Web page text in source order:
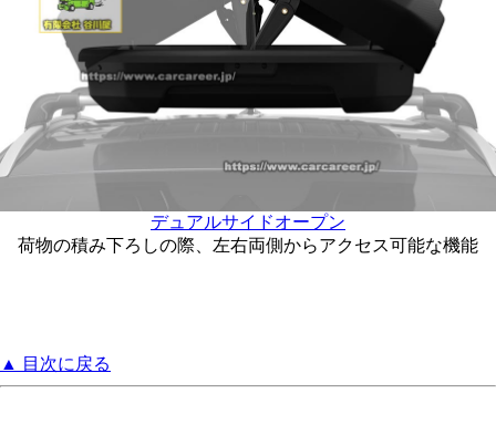
デュアルサイドオープン
荷物の積み下ろしの際、左右両側からアクセス可能な機能
▲ 目次に戻る